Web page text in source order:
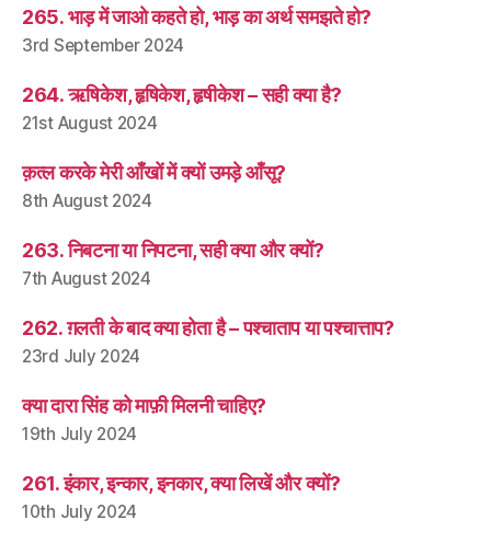
265. भाड़ में जाओ कहते हो, भाड़ का अर्थ समझते हो?
3rd September 2024
264. ऋषिकेश, हृषिकेश, हृषीकेश – सही क्या है?
21st August 2024
क़त्ल करके मेरी आँखों में क्यों उमड़े आँसू?
8th August 2024
263. निबटना या निपटना, सही क्या और क्यों?
7th August 2024
262. ग़लती के बाद क्या होता है – पश्चाताप या पश्चात्ताप?
23rd July 2024
क्या दारा सिंह को माफ़ी मिलनी चाहिए?
19th July 2024
261. इंकार, इन्कार, इनकार, क्या लिखें और क्यों?
10th July 2024